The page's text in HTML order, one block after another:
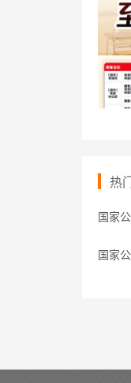
热
国家
国家